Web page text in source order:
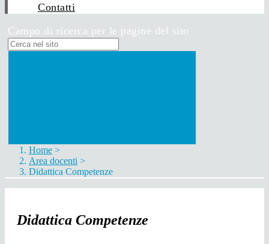
Contatti
Campo di ricerca per le pagine del sito
Home >
Area docenti >
Didattica Competenze
Didattica Competenze